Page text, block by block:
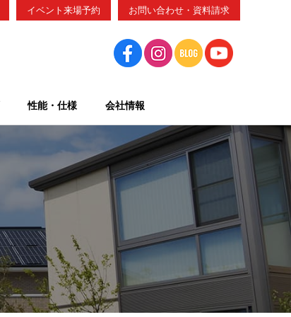
性能・仕様 会社情報
イベント来場予約 お問い合わせ・資料請求